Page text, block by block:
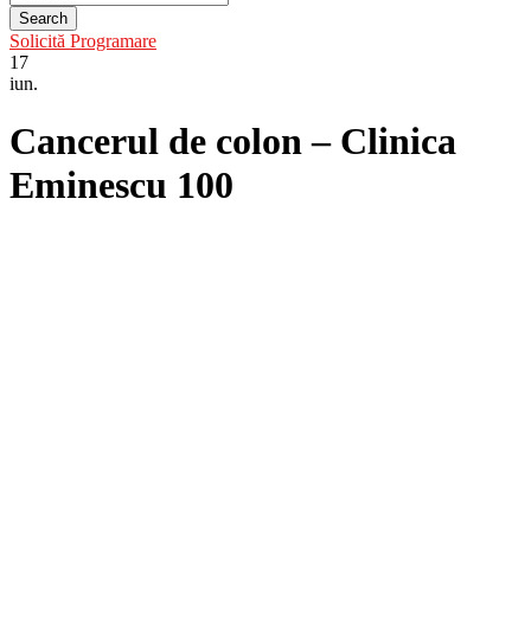
Solicită Programare
17
iun.
Cancerul de colon – Clinica
Eminescu 100